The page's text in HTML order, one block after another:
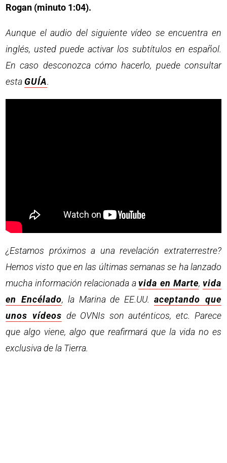
Rogan (minuto 1:04).
Aunque el audio del siguiente vídeo se encuentra en
inglés, usted puede activar los subtítulos en español.
En caso desconozca cómo hacerlo, puede consultar
esta GUÍA.
¿Estamos próximos a una revelación extraterrestre?
Hemos visto que en las últimas semanas se ha lanzado
mucha información relacionada avida en Marte, vida
en Encélado, la Marina de EE.UU.aceptando que
unos vídeos de OVNIs son auténticos, etc. Parece
que algo viene, algo que reafirmará que la vida no es
exclusiva de la Tierra.